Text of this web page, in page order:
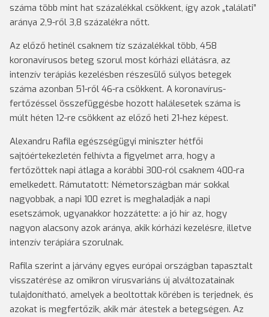
száma több mint hat százalékkal csökkent, így azok „találati”
aránya 2,9-ről 3,8 százalékra nőtt.
Az előző hetinél csaknem tíz százalékkal több, 458
koronavírusos beteg szorul most kórházi ellátásra, az
intenzív terápiás kezelésben részesülő súlyos betegek
száma azonban 51-ről 46-ra csökkent. A koronavírus-
fertőzéssel összefüggésbe hozott halálesetek száma is
múlt héten 12-re csökkent az előző heti 21-hez képest.
Alexandru Rafila egészségügyi miniszter hétfői
sajtóértekezletén felhívta a figyelmet arra, hogy a
fertőzöttek napi átlaga a korábbi 300-ról csaknem 400-ra
emelkedett. Rámutatott: Németországban már sokkal
nagyobbak, a napi 100 ezret is meghaladják a napi
esetszámok, ugyanakkor hozzátette: a jó hír az, hogy
nagyon alacsony azok aránya, akik kórházi kezelésre, illetve
intenzív terápiára szorulnak.
Rafila szerint a járvány egyes európai országban tapasztalt
visszatérése az omikron vírusvariáns új alváltozatainak
tulajdonítható, amelyek a beoltottak körében is terjednek, és
azokat is megfertőzik, akik már átestek a betegségen. Az